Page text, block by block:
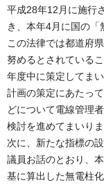
平成28年12月に施行
き、本年4月に国の「
この法律では都道府
努めるとされている
年度中に策定してまい
計画の策定にあたっ
どについて電線管理
検討を進めてまいりま
次に、新たな指標の
議員お話のとおり、
基に算出した無電柱